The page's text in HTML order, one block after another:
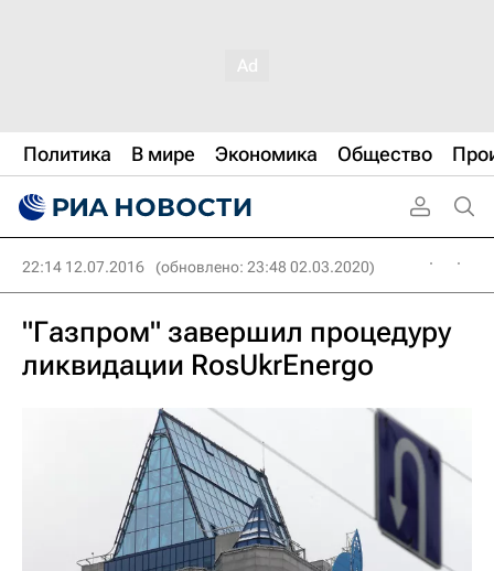
Политика В мире Экономика Общество
22:14 12.07.2016 (обновлено: 23:48 02.03.2020)
"Газпром" завершил процедуру
ликвидации RosUkrEnergo